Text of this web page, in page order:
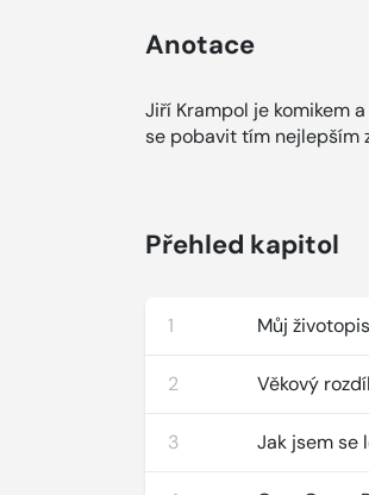
Anotace
Jiří Krampol je komikem
se pobavit tím nejlepším
Přehled kapitol
1 Můj životopis
2 Věkový rozdíl
3 Jak jsem se